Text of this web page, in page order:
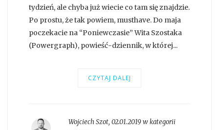
tydzień, ale chyba już wiecie co tam się znajdzie.
Po prostu, że tak powiem, musthave. Do maja
poczekacie na “Poniewczasie” Wita Szostaka
(Powergraph), powieść-dziennik, w której...
CZYTAJ DALEJ
Wojciech Szot, 02.01.2019 w kategorii